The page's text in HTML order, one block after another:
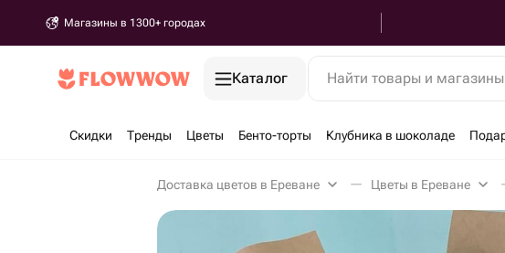
Магазины в 1300+ городах
Каталог Найти товары и магазины
Скидки Тренды Цветы Бенто-торты Клубника в шоколаде
Доставка цветов в Ереване Цветы в Ереване